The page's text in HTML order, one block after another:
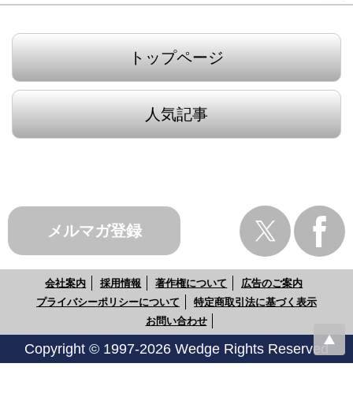
トップページ
人気記事
メルマガ登録
会社案内 採用情報 著作権について
広告のご案内
プライバシーポリシーについて
特定商取引法に基づく表示
お問い合わせ
Copyright © 1997-2026 Wedge Rights Reserved